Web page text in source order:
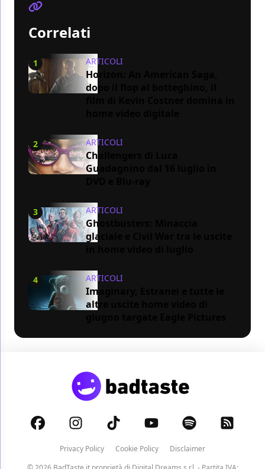
Correlati
1 ARTICOLI
Horizon: An American Saga,
dopo il flop al botteghino, il
2 ARTICOLI
Challengers di Luca
Guadagnino dal 16 luglio in
3 ARTICOLI
Ghostbusters: Minaccia
glaciale e Civil War tra le uscite
4 ARTICOLI
Imaginary, Estranei e tutte le
altre uscite home video di
Privacy Policy Cookie Policy
Disclaimer